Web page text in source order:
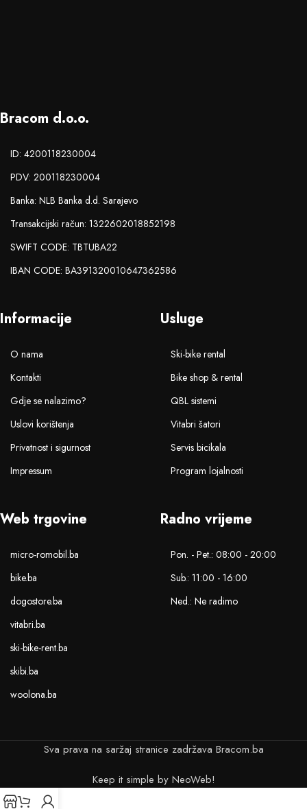
Bracom d.o.o.
ID: 4200118230004
PDV: 200118230004
Banka: NLB Banka d.d. Sarajevo
Transakcijski račun: 1322602018852198
SWIFT CODE: TBTUBA22
IBAN CODE: BA391320010647362586
Informacije
O nama
Kontakti
Gdje se nalazimo?
Uslovi korištenja
Privatnost i sigurnost
Impressum
Usluge
Ski-bike rental
Bike shop & rental
QBL sistemi
Vitabri šatori
Servis bicikala
Program lojalnosti
Web trgovine
micro-romobil.ba
bike.ba
dogostore.ba
vitabri.ba
ski-bike-rent.ba
skibi.ba
woolona.ba
Radno vrijeme
Pon. - Pet.: 08:00 - 20:00
Sub.: 11:00 - 16:00
Ned.: Ne radimo
Sva prava na saržaj stranice zadržava Bracom.ba
Keep it simple by NeoWeb!